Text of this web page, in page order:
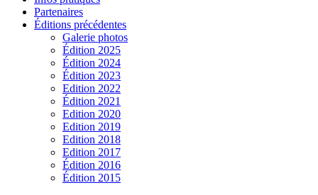
Partenaires
Éditions précédentes
Galerie photos
Édition 2025
Édition 2024
Édition 2023
Edition 2022
Édition 2021
Edition 2020
Edition 2019
Edition 2018
Edition 2017
Édition 2016
Édition 2015